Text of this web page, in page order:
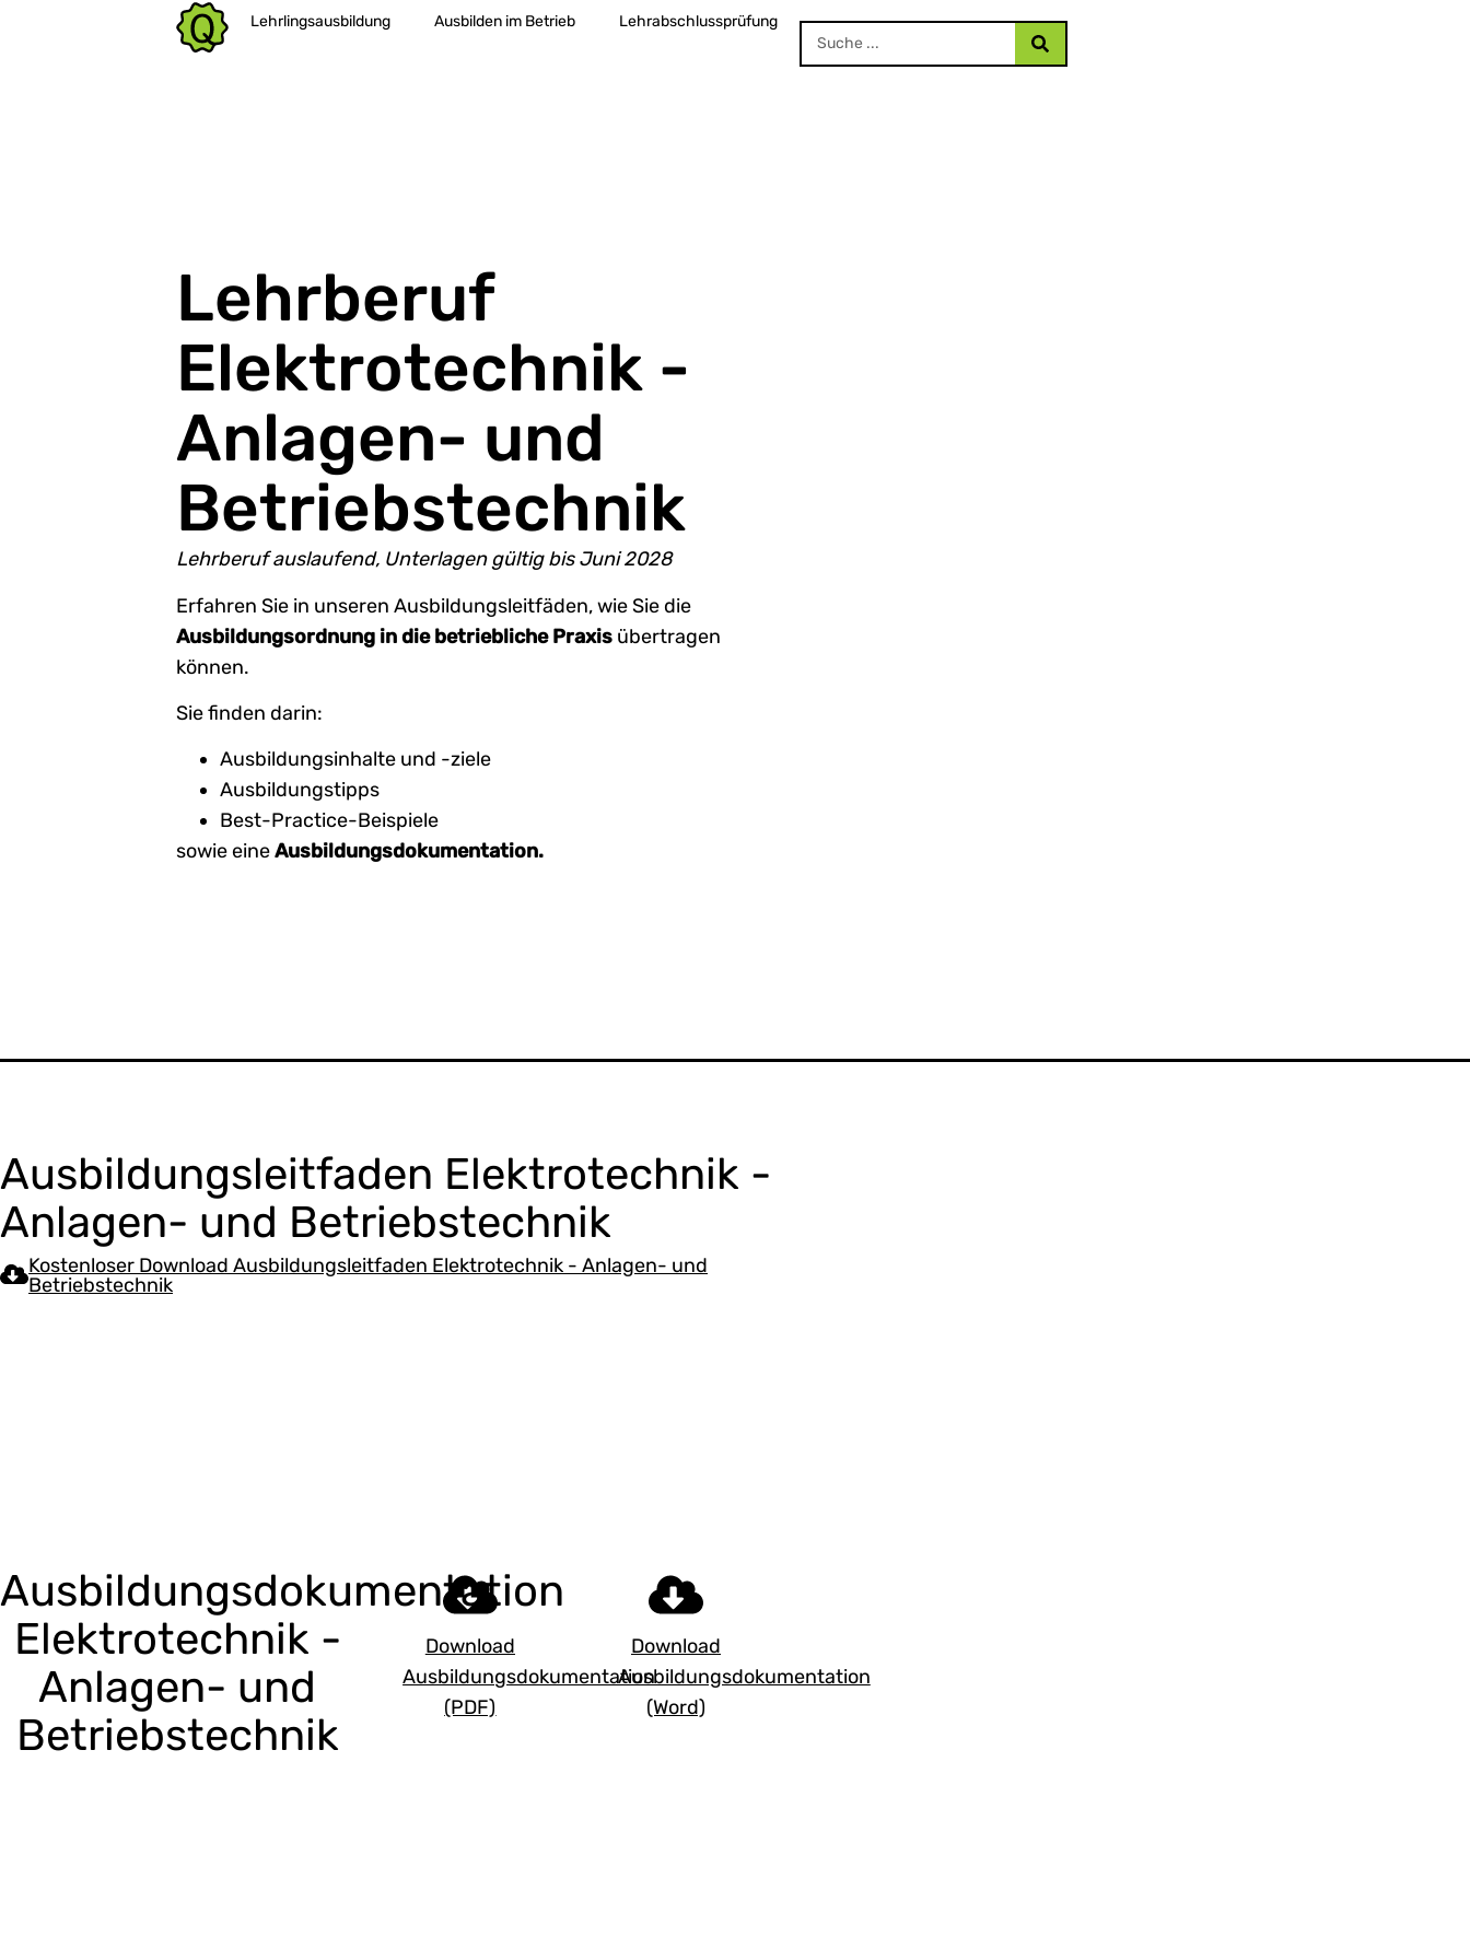
Lehrlingsausbildung Ausbilden im Betrieb Lehrabschlussprüfung
Lehrberuf
Elektrotechnik -
Anlagen- und
Betriebstechnik
Lehrberuf auslaufend, Unterlagen gültig bis Juni 2028
Erfahren Sie in unseren Ausbildungsleitfäden, wie Sie die
Ausbildungsordnung in die betriebliche Praxis übertragen
können.
Sie finden darin:
Ausbildungsinhalte und -ziele
Ausbildungstipps
Best-Practice-Beispiele
sowie eineAusbildungsdokumentation.
Ausbildungsleitfaden Elektrotechnik -
Anlagen- und Betriebstechnik
Kostenloser Download Ausbildungsleitfaden Elektrotechnik - Anlagen- und
Betriebstechnik
Ausbildungsdokumentation
Elektrotechnik -
Anlagen- und
Betriebstechnik
Download
Ausbildungsdokumentation
(PDF)
Download
Ausbildungsdokumentation
(Word)